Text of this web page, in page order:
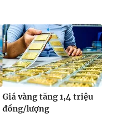
Giá vàng tăng 1,4 triệu
đồng/lượng